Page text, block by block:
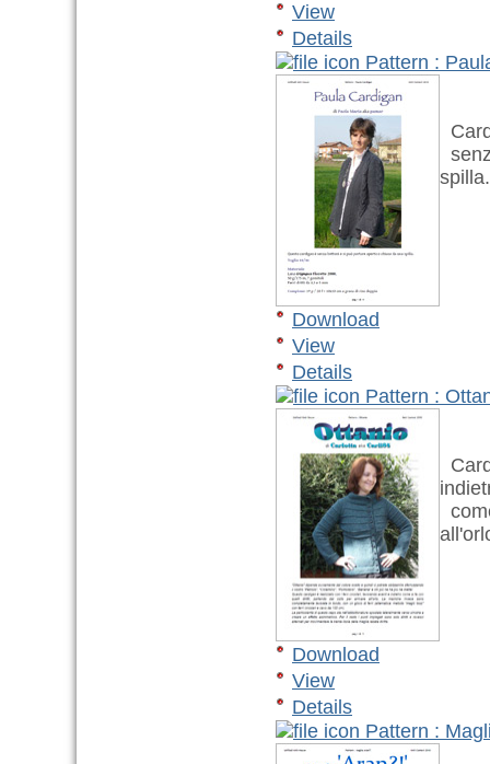
View
Details
Pattern :
spilla.
Download
View
Details
Pattern :
Download
View
Details
Pattern :